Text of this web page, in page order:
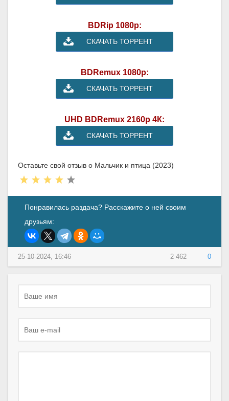
BDRip 1080p:
СКАЧАТЬ ТОРРЕНТ
BDRemux 1080p:
СКАЧАТЬ ТОРРЕНТ
UHD BDRemux 2160p 4К:
СКАЧАТЬ ТОРРЕНТ
Оставьте свой отзыв о Мальчик и птица (2023)
Понравилась раздача? Расскажите о ней своим
друзьям:
2 462 0
25-10-2024, 16:46